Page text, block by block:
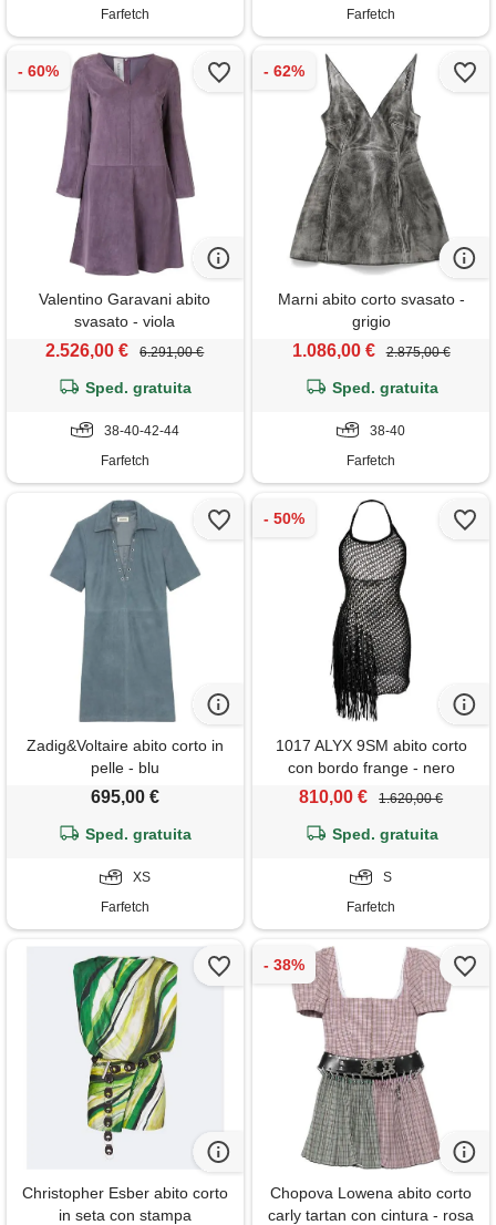
Farfetch Farfetch
Valentino Garavani abito
svasato - viola
2.526,00 € 6.291,00 €
Sped. gratuita
38-40-42-44
Farfetch
Marni abito corto svasato -
grigio
1.086,00 € 2.875,00 €
Sped. gratuita
38-40
Farfetch
Zadig&Voltaire abito corto in
pelle - blu
695,00 €
Sped. gratuita
XS
Farfetch
1017 ALYX 9SM abito corto
con bordo frange - nero
810,00 € 1.620,00 €
Sped. gratuita
S
Farfetch
Christopher Esber abito corto
in seta con stampa
Chopova Lowena abito corto
carly tartan con cintura - rosa